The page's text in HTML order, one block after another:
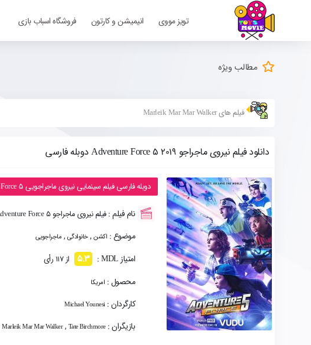
تویز مووی انیمیشن و کارتون فروشگاه اسباب بازی
مطالب ویژه
فیلم های Marleik Mar Mar Walker
دانلود فیلم نیروی ماجراجو Adventure Force 5 2019 دوبله فارسی
دوبله فارسی فیلم سینمایی نیروی ماجراجویی Adventure Force 5 با کیفیت 1080p & 720p
نام فیلم :فیلم نیروی ماجراجو Adventure Force 5
موضوع : اکشن ,خانوادگی , ماجراجویی
امتیاز MDL : 5.3 از 117 رأی
محصول : امریکا
کارگردان :Michael Younesi
بازیگران : Marleik Mar Mar Walker, Tate Birchmore